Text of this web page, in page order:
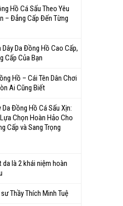
Hồ Cá Sấu Theo Yêu
– Đẳng Cấp Đến Từng
Dây Da Đồng Hồ Cao Cấp,
Cấp Của Bạn
Hồ – Cái Tên Dân Chơi
Ai Cũng Biết
Da Đồng Hồ Cá Sấu Xịn:
Chọn Hoàn Hảo Cho
Cấp và Sang Trọng
da là 2 khái niệm hoàn
Thầy Thích Minh Tuệ